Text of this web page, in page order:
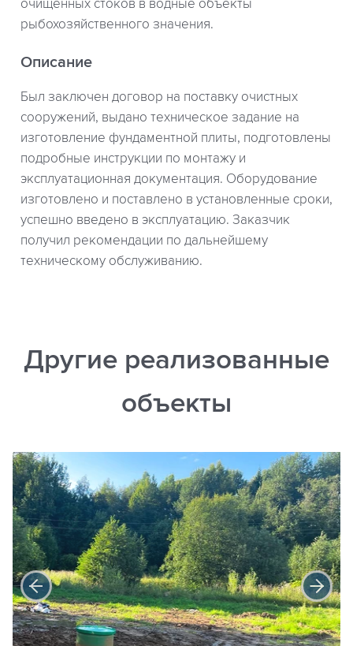
очищенных стоков в водные объекты
рыбохозяйственного значения.
Описание
Был заключен договор на поставку очистных
сооружений, выдано техническое задание на
изготовление фундаментной плиты, подготовлены
подробные инструкции по монтажу и
эксплуатационная документация. Оборудование
изготовлено и поставлено в установленные сроки,
успешно введено в эксплуатацию. Заказчик
получил рекомендации по дальнейшему
техническому обслуживанию.
Другие реализованные
объекты